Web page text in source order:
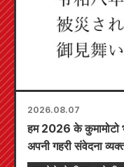
2026.08.07
हम 2026 के कुमामोटो
अपनी गहरी संवेदना